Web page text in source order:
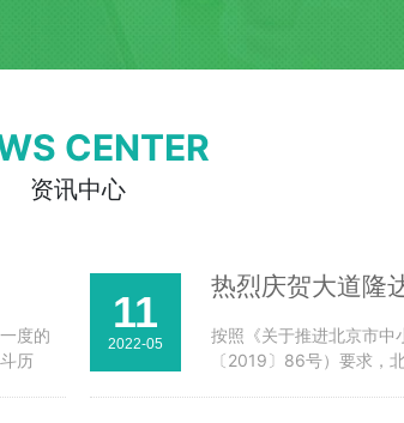
CENTER
资讯中心
度的
历
11
2022-05
按照《关于推进北京市中
〔2019〕86号）要求，